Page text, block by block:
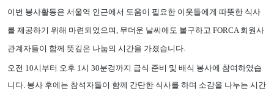
이번 봉사활동은 서울역 인근에서 도움이 필요한 이웃들에게 따뜻한 식사
를 제공하기 위해 마련되었으며, 무더운 날씨에도 불구하고 FORCA 회원사
관계자들이 함께 뜻깊은 나눔의 시간을 가졌습니다.
오전 10시부터 오후 1시 30분경까지 급식 준비 및 배식 봉사에 참여하였습
니다. 봉사 후에는 참석자들이 함께 간단한 식사를 하며 소감을 나누는 시간